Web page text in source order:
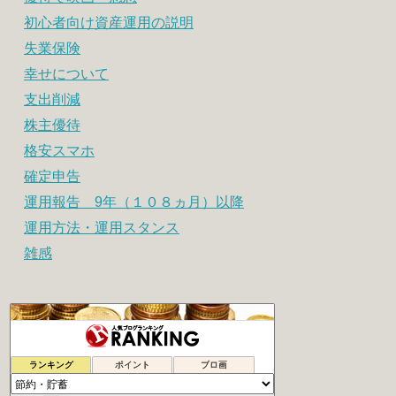
初心者向け資産運用の説明
失業保険
幸せについて
支出削減
株主優待
格安スマホ
確定申告
運用報告 9年（１０８ヵ月）以降
運用方法・運用スタンス
雑感
ランキング ポイント ブロ画
1019位 時よ戻れ〜の日記
1020位 腐女子による女の底辺這い上がり計画